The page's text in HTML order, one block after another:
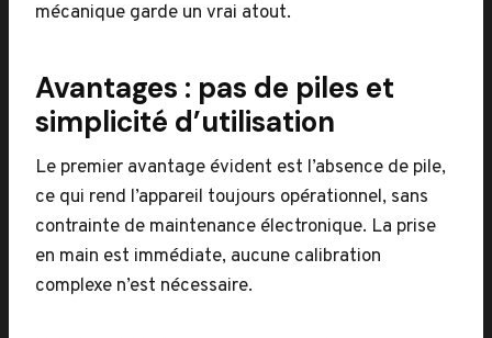
mécanique garde un vrai atout.
Avantages : pas de piles et
simplicité d’utilisation
Le premier avantage évident est l’absence de pile,
ce qui rend l’appareil toujours opérationnel, sans
contrainte de maintenance électronique. La prise
en main est immédiate, aucune calibration
complexe n’est nécessaire.